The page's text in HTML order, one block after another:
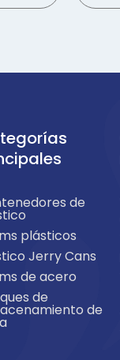
de
plásticos
Jerry Cans
de acero
de
de